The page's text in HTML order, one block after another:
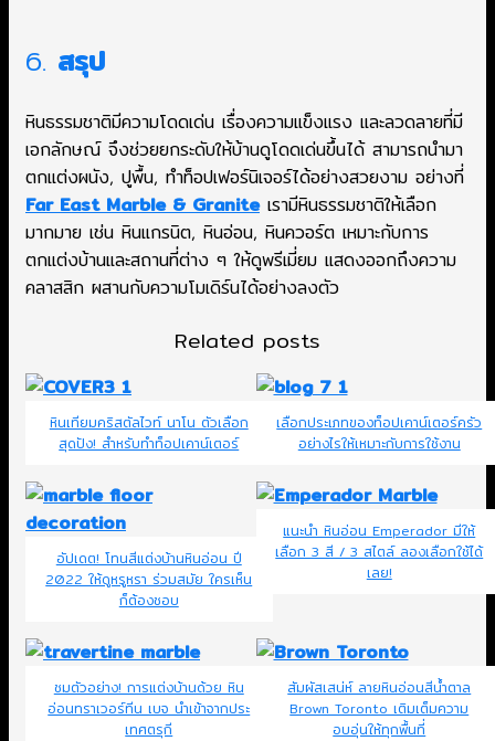
6. สรุป
หินธรรมชาติมีความโดดเด่น เรื่องความแข็งแรง และลวดลายที่มี
เอกลักษณ์ จึงช่วยยกระดับให้บ้านดูโดดเด่นขึ้นได้ สามารถนำมา
ตกแต่งผนัง, ปูพื้น, ทำท็อปเฟอร์นิเจอร์ได้อย่างสวยงาม อย่างที่
Far East Marble & Graniteเรามีหินธรรมชาติให้เลือก
มากมาย เช่น หินแกรนิต, หินอ่อน, หินควอร์ต เหมาะกับการ
ตกแต่งบ้านและสถานที่ต่าง ๆ ให้ดูพรีเมี่ยม แสดงออกถึงความ
คลาสสิก ผสานกับความโมเดิร์นได้อย่างลงตัว
Related posts
หินเทียมคริสตัลไวท์ นาโน ตัวเลือก
สุดปัง! สำหรับทำท็อปเคาน์เตอร์
เลือกประเภทของท็อปเคาน์เตอร์ครัว
อย่างไรให้เหมาะกับการใช้งาน
อัปเดต! โทนสีแต่งบ้านหินอ่อน ปี
2022 ให้ดูหรูหรา ร่วมสมัย ใครเห็น
ก็ต้องชอบ
แนะนำ หินอ่อน Emperador มีให้
เลือก 3 สี / 3 สไตล์ ลองเลือกใช้ได้
เลย!
ชมตัวอย่าง! การแต่งบ้านด้วย หิน
อ่อนทราเวอร์ทีน เบจ นำเข้าจากประ
เทศตรุกี
สัมผัสเสน่ห์ ลายหินอ่อนสีน้ำตาล
Brown Toronto เติมเต็มความ
อบอุ่นให้ทุกพื้นที่